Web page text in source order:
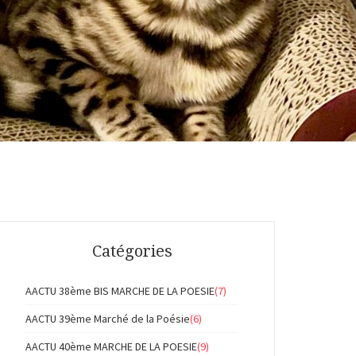
Catégories
AACTU 38ème BIS MARCHE DE LA POESIE(7)
AACTU 39ème Marché de la Poésie(6)
AACTU 40ème MARCHE DE LA POESIE(9)